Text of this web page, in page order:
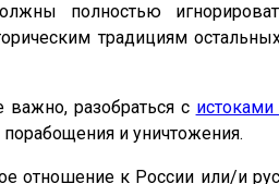
полностью
традициям
важно, разобраться с
и уничтожения.
отношение к России или/и